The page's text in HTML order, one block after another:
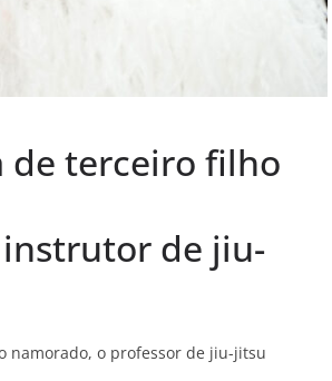
de terceiro filho
de jiu-
namorado, o professor de jiu-jitsu